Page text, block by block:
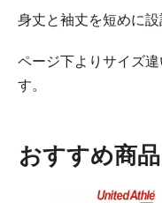
身丈と袖丈を短めに設
ページ下よりサイズ
す。
おすすめ商品